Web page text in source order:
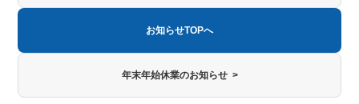
お知らせTOPへ
年末年始休業のお知らせ >